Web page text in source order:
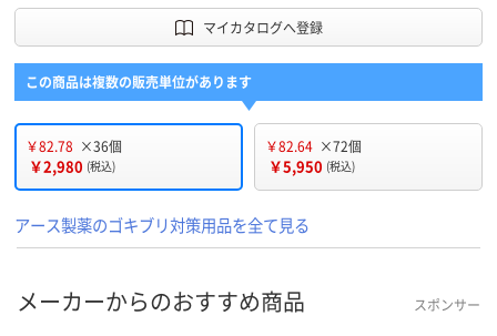
マイカタログへ登録
この商品は複数の販売単位があります
￥82.78 ×36個
￥2,980 (税込)
￥82.64 ×72個
￥5,950 (税込)
アース製薬のゴキブリ対策用品を全て見る
メーカーからのおすすめ商品 スポンサー